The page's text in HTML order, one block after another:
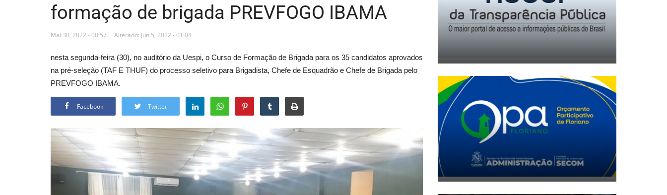
formação de brigada PREVFOGO IBAMA
Mai 30, 2022 - 00:57 Alterado: Jun 5, 2022 - 01:04
nesta segunda-feira (30), no auditório da Uespi, o Curso de Formação de Brigada para os 35 candidatos aprovados
na pré-seleção (TAF E THUF) do processo seletivo para Brigadista, Chefe de Esquadrão e Chefe de Brigada pelo
PREVFOGO IBAMA.
Facebook Twitter